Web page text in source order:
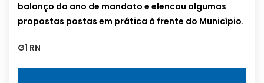
balanço do ano de mandato e elencou algumas
propostas postas em prática à frente do Município.
G1 RN